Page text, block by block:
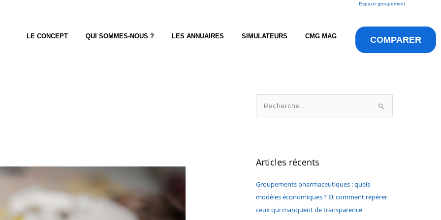
Espace groupement
LE CONCEPT QUI SOMMES-NOUS ? LES ANNUAIRES SIMULATEURS CMG MAG COMPARER
e
e
c
h
e
Articles récents
Groupements pharmaceutiques : quels
modèles économiques ? Et comment repérer
ceux qui manquent de transparence